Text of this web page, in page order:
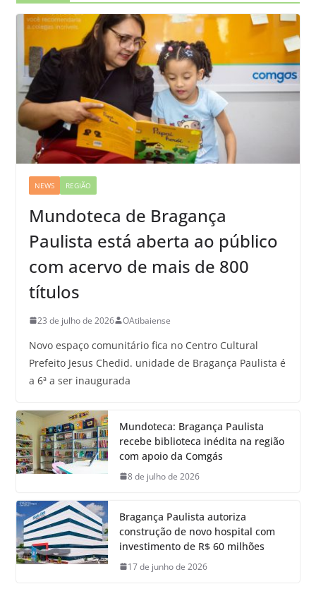
NEWS REGIÃO
Mundoteca de Bragança
Paulista está aberta ao público
com acervo de mais de 800
títulos
23 de julho de 2026 OAtibaiense
Novo espaço comunitário fica no Centro Cultural
Prefeito Jesus Chedid. unidade de Bragança Paulista é
a 6ª a ser inaugurada
Mundoteca: Bragança Paulista
recebe biblioteca inédita na região
com apoio da Comgás
8 de julho de 2026
Bragança Paulista autoriza
construção de novo hospital com
investimento de R$ 60 milhões
17 de junho de 2026